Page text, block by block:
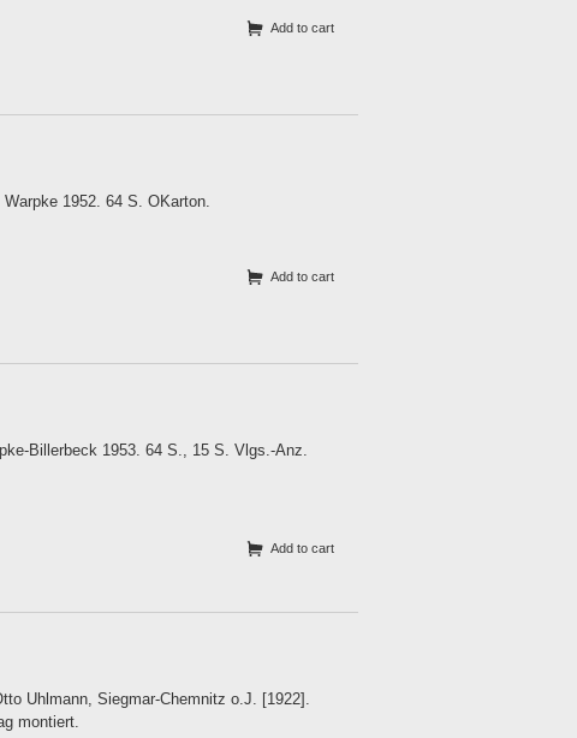
Add to cart
1952. 64 S. OKarton.
Add to cart
Billerbeck 1953. 64 S., 15 S. Vlgs.-Anz.
Add to cart
Uhlmann, Siegmar-Chemnitz o.J. [1922].
montiert.